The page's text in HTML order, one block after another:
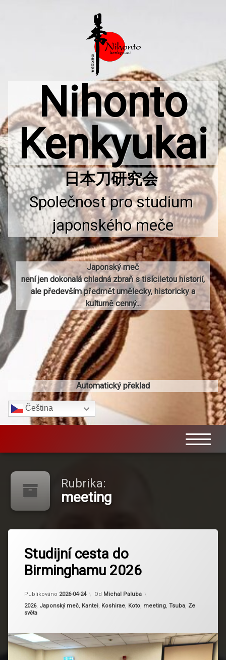
Nihonto
Kenkyukai
Společnost pro studium
japonského meče
Japonský meč
není jen dokonalá chladná zbraň s tisíciletou historií,
ale především předmět umělecky, historicky a
kulturně cenný...
Automatický překlad
Čeština‎
Rubrika:
meeting
Studijní cesta do
Birminghamu 2026
Publikováno 2026-04-24 Od Michal Paluba
Kategorie:
2026, Japonský meč Kantei Koshirae Koto meeting Tsuba Ze
světa
To-Ken
Society of Great
Britain